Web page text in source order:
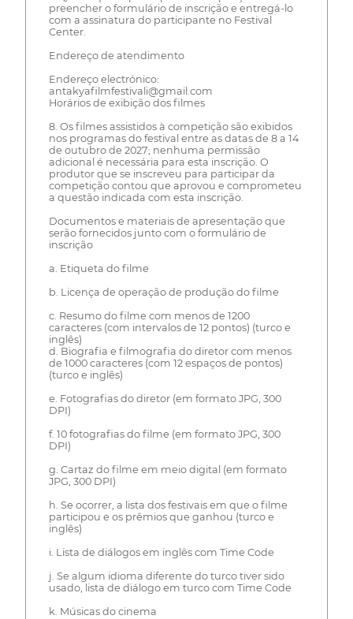
preencher o formulário de inscrição e entregá-lo
com a assinatura do participante no Festival
Center.
Endereço de atendimento
Endereço electrónico:
antakyafilmfestivali@gmail.com
Horários de exibição dos filmes
8. Os filmes assistidos à competição são exibidos
nos programas do festival entre as datas de 8 a 14
de outubro de 2027; nenhuma permissão
adicional é necessária para esta inscrição. O
produtor que se inscreveu para participar da
competição contou que aprovou e comprometeu
a questão indicada com esta inscrição.
Documentos e materiais de apresentação que
serão fornecidos junto com o formulário de
inscrição
a. Etiqueta do filme
b. Licença de operação de produção do filme
c. Resumo do filme com menos de 1200
caracteres (com intervalos de 12 pontos) (turco e
inglês)
d. Biografia e filmografia do diretor com menos
de 1000 caracteres (com 12 espaços de pontos)
(turco e inglês)
e. Fotografias do diretor (em formato JPG, 300
DPI)
f. 10 fotografias do filme (em formato JPG, 300
DPI)
g. Cartaz do filme em meio digital (em formato
JPG, 300 DPI)
h. Se ocorrer, a lista dos festivais em que o filme
participou e os prêmios que ganhou (turco e
inglês)
i. Lista de diálogos em inglês com Time Code
j. Se algum idioma diferente do turco tiver sido
usado, lista de diálogo em turco com Time Code
k. Músicas do cinema